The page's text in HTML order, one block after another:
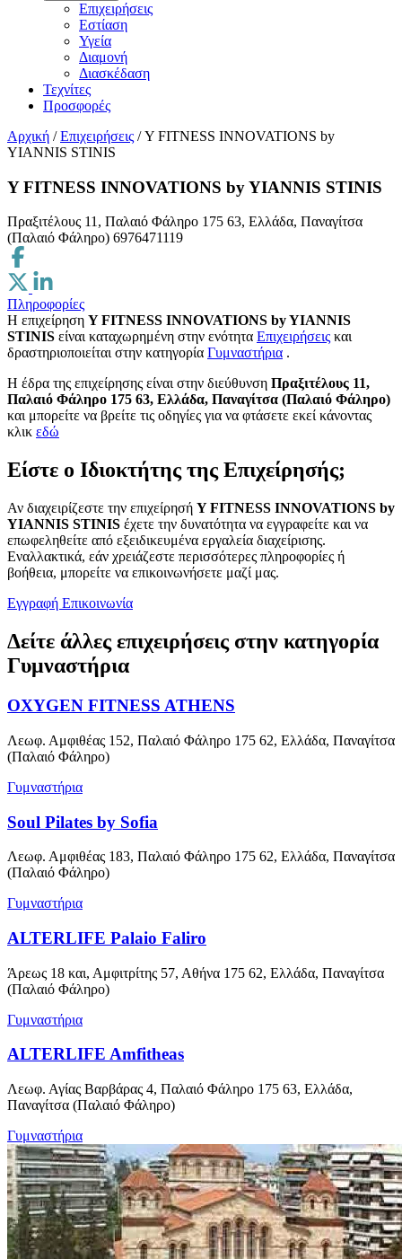
Επιχειρήσεις
Εστίαση
Υγεία
Διαμονή
Διασκέδαση
Τεχνίτες
Προσφορές
Αρχική / Επιχειρήσεις / Y FITNESS INNOVATIONS by
YIANNIS STINIS
Y FITNESS INNOVATIONS by YIANNIS STINIS
Πραξιτέλους 11, Παλαιό Φάληρο 175 63, Ελλάδα, Παναγίτσα
(Παλαιό Φάληρο) 6976471119
Πληροφορίες
Η επιχείρηση Y FITNESS INNOVATIONS by YIANNIS
STINIS είναι καταχωρημένη στην ενότητα Επιχειρήσεις και
δραστηριοποιείται στην κατηγορία Γυμναστήρια .
H έδρα της επιχείρησης είναι στην διεύθυνση Πραξιτέλους 11,
Παλαιό Φάληρο 175 63, Ελλάδα, Παναγίτσα (Παλαιό Φάληρο)
και μπορείτε να βρείτε τις οδηγίες για να φτάσετε εκεί κάνοντας
κλικ εδώ
Είστε ο Ιδιοκτήτης της Επιχείρησής;
Αν διαχειρίζεστε την επιχείρησή Y FITNESS INNOVATIONS by
YIANNIS STINIS έχετε την δυνατότητα να εγγραφείτε και να
επωφεληθείτε από εξειδικευμένα εργαλεία διαχείρισης.
Εναλλακτικά, εάν χρειάζεστε περισσότερες πληροφορίες ή
βοήθεια, μπορείτε να επικοινωνήσετε μαζί μας.
Εγγραφή Επικοινωνία
Δείτε άλλες επιχειρήσεις στην κατηγορία
Γυμναστήρια
OXYGEN FITNESS ATHENS
Λεωφ. Αμφιθέας 152, Παλαιό Φάληρο 175 62, Ελλάδα, Παναγίτσα
(Παλαιό Φάληρο)
Γυμναστήρια
Soul Pilates by Sofia
Λεωφ. Αμφιθέας 183, Παλαιό Φάληρο 175 62, Ελλάδα, Παναγίτσα
(Παλαιό Φάληρο)
Γυμναστήρια
ALTERLIFE Palaio Faliro
Άρεως 18 και, Αμφιτρίτης 57, Αθήνα 175 62, Ελλάδα, Παναγίτσα
(Παλαιό Φάληρο)
Γυμναστήρια
ALTERLIFE Amfitheas
Λεωφ. Αγίας Βαρβάρας 4, Παλαιό Φάληρο 175 63, Ελλάδα,
Παναγίτσα (Παλαιό Φάληρο)
Γυμναστήρια